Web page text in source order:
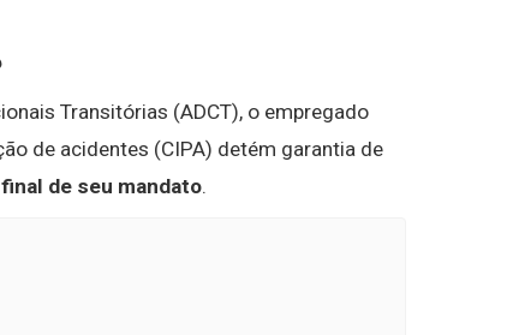
Transitórias (ADCT), o empregado
de acidentes (CIPA) detém garantia de
de seu mandato.